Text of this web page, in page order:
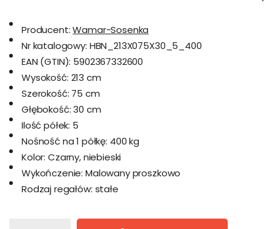
Producent: Wamar-Sosenka
Nr katalogowy: HBN_213X075X30_5_400
EAN (GTIN): 5902367332600
Wysokość: 213 cm
Szerokość: 75 cm
Głębokość: 30 cm
Ilość półek: 5
Nośność na 1 półkę: 400 kg
Kolor: Czarny, niebieski
Wykończenie: Malowany proszkowo
Rodzaj regałów: stałe